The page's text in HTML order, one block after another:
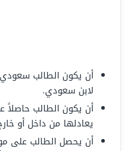
أن يكون الطالب
لابن سعودي.
أن يكون الطالب حاصلاً
يعادلها من داخل أو
أن يحصل الطالب على